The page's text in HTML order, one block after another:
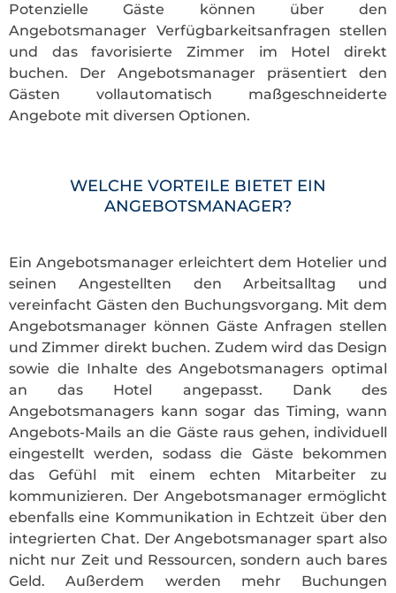
Potenzielle Gäste können über den
Angebotsmanager Verfügbarkeitsanfragen stellen
und das favorisierte Zimmer im Hotel direkt
buchen. Der Angebotsmanager präsentiert den
Gästen vollautomatisch maßgeschneiderte
Angebote mit diversen Optionen.
WELCHE VORTEILE BIETET EIN
ANGEBOTSMANAGER?
Ein Angebotsmanager erleichtert dem Hotelier und
seinen Angestellten den Arbeitsalltag und
vereinfacht Gästen den Buchungsvorgang. Mit dem
Angebotsmanager können Gäste Anfragen stellen
und Zimmer direkt buchen. Zudem wird das Design
sowie die Inhalte des Angebotsmanagers optimal
an das Hotel angepasst. Dank des
Angebotsmanagers kann sogar das Timing, wann
Angebots-Mails an die Gäste raus gehen, individuell
eingestellt werden, sodass die Gäste bekommen
das Gefühl mit einem echten Mitarbeiter zu
kommunizieren. Der Angebotsmanager ermöglicht
ebenfalls eine Kommunikation in Echtzeit über den
integrierten Chat. Der Angebotsmanager spart also
nicht nur Zeit und Ressourcen, sondern auch bares
Geld. Außerdem werden mehr Buchungen